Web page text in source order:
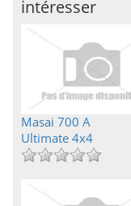
intéresser
Masai 700 A
Ultimate 4x4